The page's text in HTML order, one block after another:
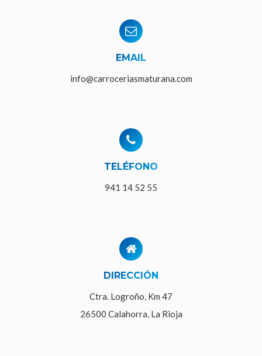
EMAIL
info@carroceriasmaturana.com
TELÉFONO
941 14 52 55
DIRECCIÓN
Ctra. Logroño, Km 47
26500 Calahorra, La Rioja